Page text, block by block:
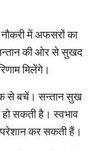
नौकरी में अफसरों का
की ओर से सुखद
मिलेंगे।
से बचें। सन्तान सुख
हो सकती है। स्वभाव
परेशान कर सकती हैं।